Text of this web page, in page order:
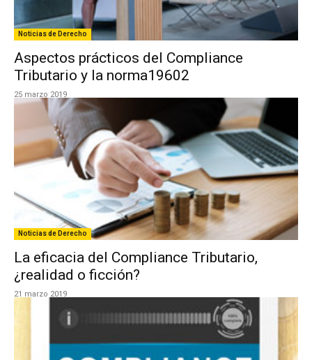
Noticias de Derecho
Aspectos prácticos del Compliance
Tributario y la norma19602
25 marzo 2019
Noticias de Derecho
La eficacia del Compliance Tributario,
¿realidad o ficción?
21 marzo 2019